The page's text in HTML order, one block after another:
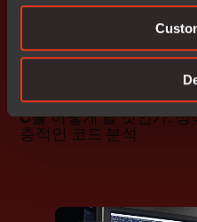
C를 어떻게 할 것인가:
층적인 코드 분석